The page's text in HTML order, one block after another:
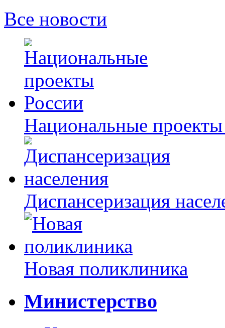
Все новости
Национальные
Диспансеризация
Новая поликлиника
Министерство